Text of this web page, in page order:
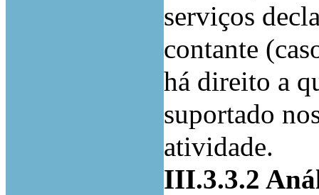
serviços
contante
há direito a
suportado
atividade.
III.3.3.2